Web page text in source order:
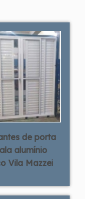
de porta
alumínio
Vila Mazzei